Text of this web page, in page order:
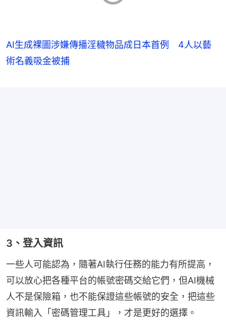
AI生成裸圖涉嫌傳播淫穢物品成日本首例 4人以藝
術名義吸金被捕
3、登入資訊
一些人可能認為，隨著AI執行任務的能力有所提高，
可以放心把各種平台的帳號密碼交給它們，但AI機械
人不是保險箱，也不能保證這些帳號的安全，把這些
資訊輸入「密碼管理工具」，才是更好的選擇。